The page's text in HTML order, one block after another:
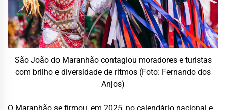
São João do Maranhão contagiou moradores e turistas
com brilho e diversidade de ritmos (Foto: Fernando dos
Anjos)